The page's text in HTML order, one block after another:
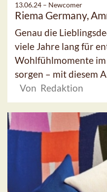
13.06.24 – Newcomer
Riema Germany,
Genau die
viele Jahre lang für
Wohlfühlmomente
sorgen – mit diesem
Von Redaktion